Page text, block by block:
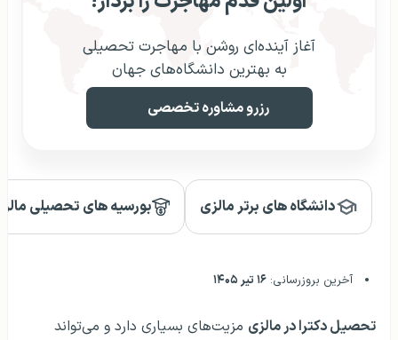
آغاز آینده‌ای روشن با مهاجرت تحصیلی
به بهترین دانشگاه‌های جهان
رزرو مشاوره تخصصی
دانشگاه های برتر مالزی بورسیه های تحصیلی
آخرین بروزرسانی: ۱۶ تیر ۱۴۰۵
تحصیل دکترا در مالزی مزیت‌های بسیاری دارد و می‌تواند